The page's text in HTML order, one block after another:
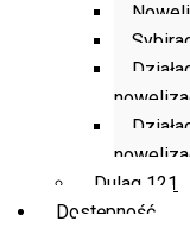
Dulag 121
Dostępność